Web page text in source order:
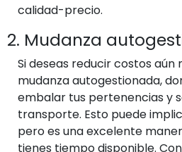
calidad-precio.
2. Mudanza
Si deseas reducir costos aún
mudanza autogestionada,
embalar tus pertenencias y
transporte. Esto puede
pero es una excelente
tienes tiempo disponible.